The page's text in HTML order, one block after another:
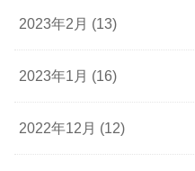
2023年2月 (13)
2023年1月 (16)
2022年12月 (12)